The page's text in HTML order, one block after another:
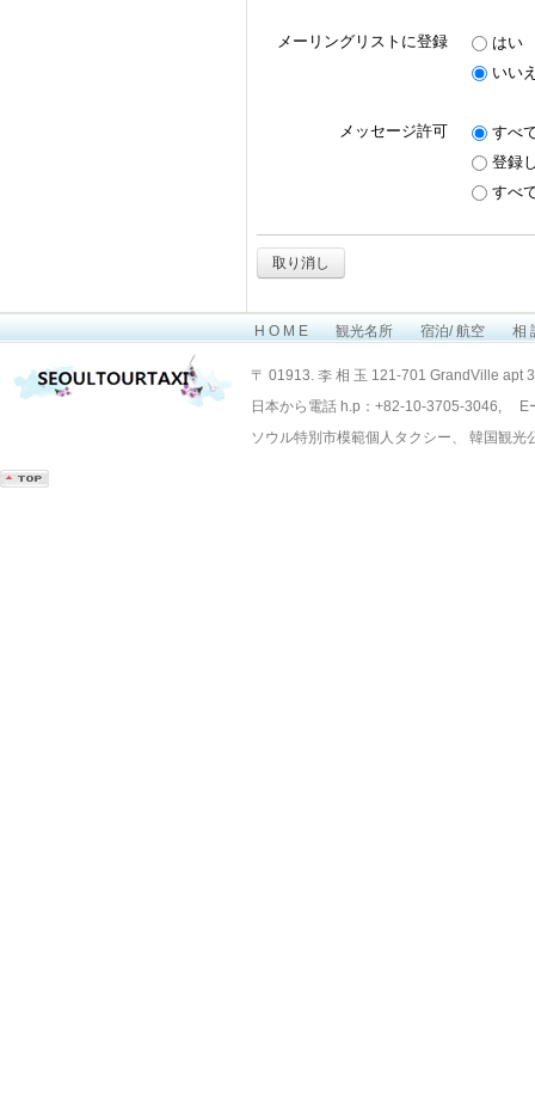
メーリングリストに登録
はい
いい
メッセージ許可
すべ
登録
すべ
取り消し
H O M E 観光名所 宿泊/ 航空 相
〒 01913. 李 相 玉 121-701 GrandVille apt
日本から電話 h.p：+82-10-3705-3046, E
ソウル特別市模範個人タクシー、 韓国観